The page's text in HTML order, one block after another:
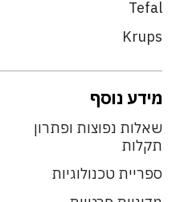
Tefal
Krups
מידע נוסף
שאלות נפוצות ופתרון
תקלות
ספריית טכנולוגיות